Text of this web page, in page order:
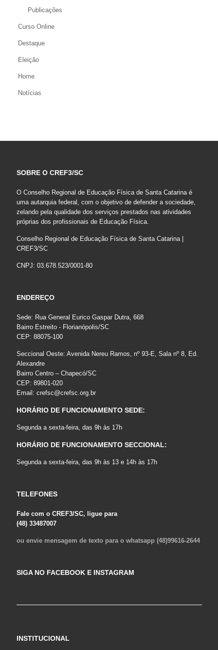
Publicações
Curso Online
Destaque
Eleição
Home
Notícias
SOBRE O CREF3/SC
O Conselho Regional de Educação Física de Santa Catarina é
uma autarquia federal, com o objetivo de defender a sociedade,
zelando pela qualidade dos serviços prestados nas atividades
próprias dos profissionais de Educação Física.
Conselho Regional de Educação Física de Santa Catarina |
CREF3/SC
CNPJ: 03.678.523/0001-80
ENDEREÇO
Sede: Rua General Eurico Gaspar Dutra, 668
Bairro Estreito - Florianópolis/SC
CEP: 88075-100
Seccional Oeste: Avenida Nereu Ramos, nº 93-E, Sala nº 8, Ed.
Alexandre
Bairro Centro – Chapecó/SC
CEP: 89801-020
Email: crefsc@crefsc.org.br
HORÁRIO DE FUNCIONAMENTO SEDE:
Segunda a sexta-feira, das 9h às 17h
HORÁRIO DE FUNCIONAMENTO SECCIONAL:
Segunda a sexta-feira, das 9h às 13 e 14h às 17h
TELEFONES
Fale com o CREF3/SC, ligue para
(48) 33487007
ou envie mensagem de texto para o whatsapp (48)99616-2644
SIGA NO FACEBOOK E INSTAGRAM
INSTITUCIONAL